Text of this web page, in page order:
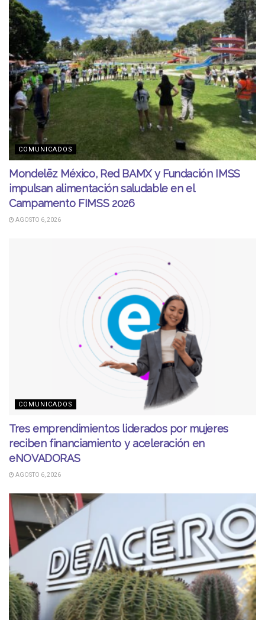
COMUNICADOS
Mondelēz México, Red BAMX y Fundación IMSS
impulsan alimentación saludable en el
Campamento FIMSS 2026
AGOSTO 6, 2026
COMUNICADOS
Tres emprendimientos liderados por mujeres
reciben financiamiento y aceleración en
eNOVADORAS
AGOSTO 6, 2026